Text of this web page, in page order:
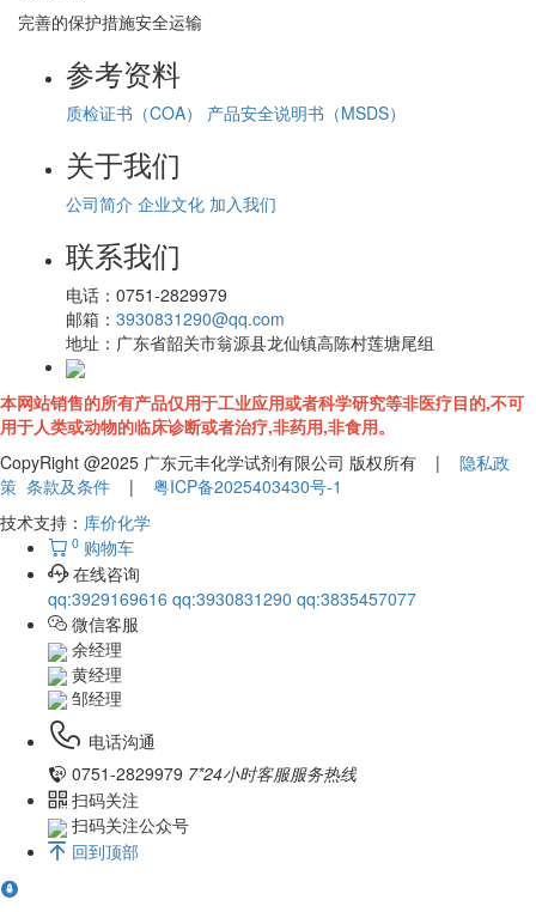
完善的保护措施安全运输
参考资料
质检证书（COA） 产品安全说明书（MSDS）
关于我们
公司简介 企业文化 加入我们
联系我们
电话： 0751-2829979
邮箱： 3930831290@qq.com
地址： 广东省韶关市翁源县龙仙镇高陈村莲塘尾组
本网站销售的所有产品仅用于工业应用或者科学研究等非医疗目的,不可
用于人类或动物的临床诊断或者治疗,非药用,非食用。
CopyRight @2025 广东元丰化学试剂有限公司 版权所有 | 隐私政
策 条款及条件 | 粤ICP备2025403430号-1
技术支持： 库价化学
0 购物车
在线咨询
qq:3929169616 qq:3930831290 qq:3835457077
微信客服
余经理
黄经理
邹经理
电话沟通
0751-2829979 7*24小时客服服务热线
扫码关注
扫码关注公众号
回到顶部